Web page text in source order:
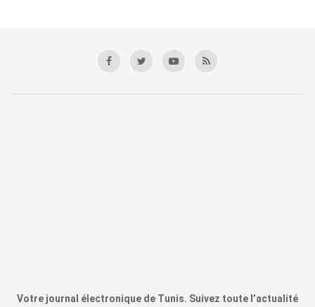
Votre journal électronique de Tunis. Suivez toute l’actualité